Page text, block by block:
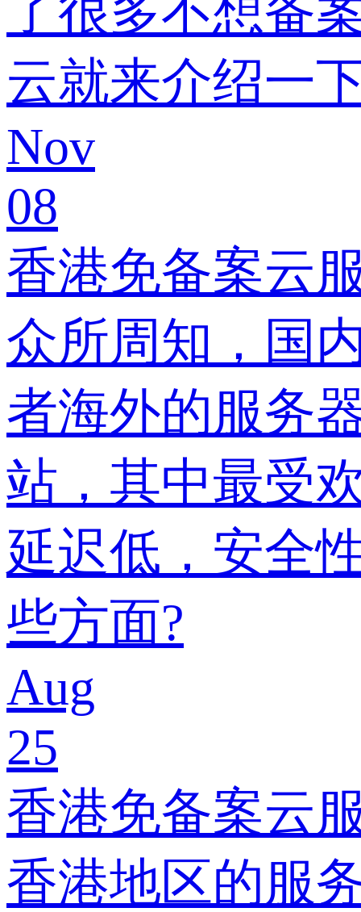
了很多不想备
云就来介绍一
Nov
08
香港免备案云
众所周知，国
者海外的服务
站，其中最受
延迟低，安全
些方面?
Aug
25
香港免备案云
香港地区的服